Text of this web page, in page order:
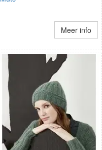
Meer info